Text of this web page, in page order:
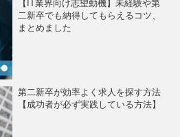
【IT業界向け志望動機】未経験や第
二新卒でも納得してもらえるコツ、
まとめました
第二新卒が効率よく求人を探す方法
【成功者が必ず実践している方法】